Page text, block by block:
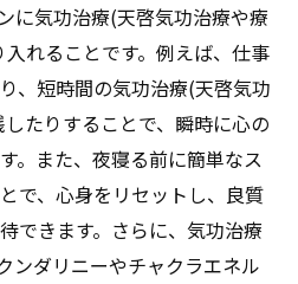
進する気功治療(天啓気功治
な観点から見る気功治療(天
法)の健康改善
える気功治療(天啓気功治療
チュアルの役割
チによる健康向上の実例
に気功治療(天啓気功治療や療
れることです。例えば、仕事
、短時間の気功治療(天啓気功
たりすることで、瞬時に心の
。また、夜寝る前に簡単なス
で、心身をリセットし、良質
できます。さらに、気功治療
ンダリニーやチャクラエネル